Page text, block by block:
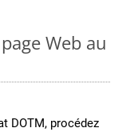
Web au
DOTM, procédez